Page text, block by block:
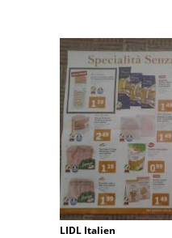
LIDL Italien